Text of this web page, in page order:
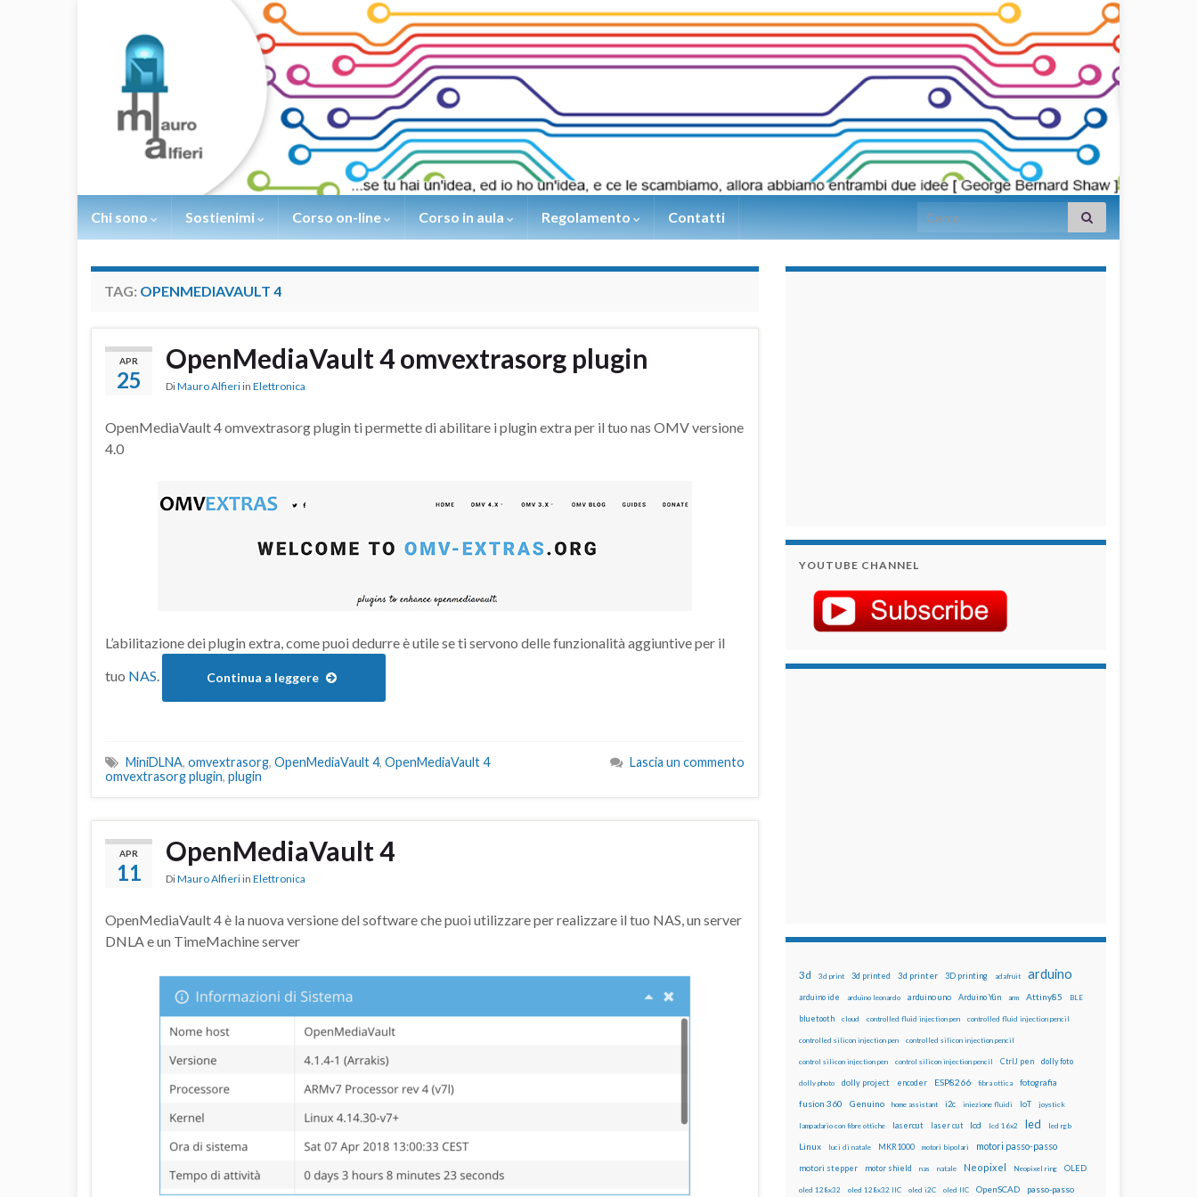
Chi sono Sostienimi Corso on-line Corso in aula Regolamento Contatti Search for:
TAG: OPENMEDIAVAULT 4
APR
25
OpenMediaVault 4 omvextrasorg plugin
DiMauro Alfieri in Elettronica
OpenMediaVault 4 omvextrasorg plugin ti permette di abilitare i plugin extra per il tuo nas OMV versione
4.0
L’abilitazione dei plugin extra, come puoi dedurre è utile se ti servono delle funzionalità aggiuntive per il
tuo NAS. Continua a leggere
MiniDLNA, omvextrasorg, OpenMediaVault 4, OpenMediaVault 4
omvextrasorg plugin, plugin
Lascia un commento
APR
11
OpenMediaVault 4
DiMauro Alfieri in Elettronica
OpenMediaVault 4 è la nuova versione del software che puoi utilizzare per realizzare il tuo NAS, un server
DNLA e un TimeMachine server
YOUTUBE CHANNEL
3d 3d print 3d printed 3d printer 3D printing adafruit arduino
arduino ide arduino leonardo arduino uno Arduino Yún arm Attiny85 BLE
bluetooth cloud controlled fluid injection pen controlled fluid injection pencil
controlled silicon injection pen controlled silicon injection pencil
control silicon injection pen control silicon injection pencil CtrlJ pen dolly foto
dolly photo dolly project encoder ESP8266 fibra ottica fotografia
fusion 360 Genuino home assistant i2c iniezione fluidi IoT joystick
lampadario con fibre ottiche lasercut laser cut lcd lcd 16x2 led led rgb
Linux luci di natale MKR1000 motori bipolari motori passo-passo
motori stepper motor shield nas natale Neopixel Neopixel ring OLED
oled 128x32 oled 128x32 IIC oled i2C oled IIC OpenSCAD passo-passo